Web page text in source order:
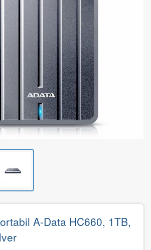
A-Data HC660, 1TB,